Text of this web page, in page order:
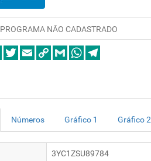
PROGRAMA NÃO CADASTRADO
Números Gráfico 1 Gráfico 2
3YC1ZSU89784